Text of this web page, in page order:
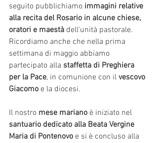
seguito pubblichiamo immagini relative
alla recita del Rosario in alcune chiese,
oratori e maestà dell'unità pastorale.
Ricordiamo anche che nella prima
settimana di maggio abbiamo
partecipato alla staffetta di Preghiera
per la Pace, in comunione con il vescovo
Giacomo e la diocesi.
Il nostro mese mariano è iniziato nel
santuario dedicato alla Beata Vergine
Maria di Pontenovo e si è concluso alla